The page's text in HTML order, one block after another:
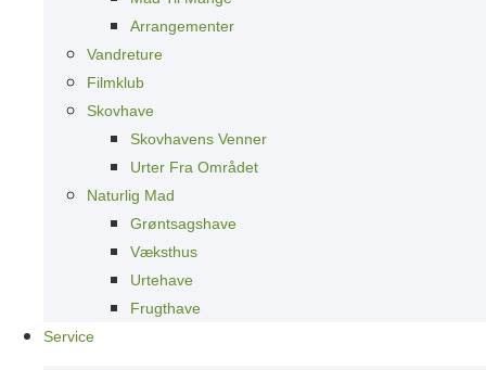
Arrangementer
Vandreture
Filmklub
Skovhave
Skovhavens Venner
Urter Fra Området
Naturlig Mad
Grøntsagshave
Væksthus
Urtehave
Frugthave
Service